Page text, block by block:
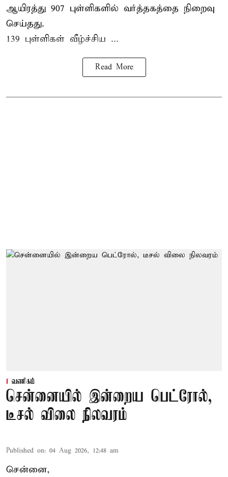
ஆயிரத்து 907 புள்ளிகளில் வர்த்தகத்தை நிறைவு
செய்தது.
139 புள்ளிகள் வீழ்ச்சிய ...
Read More
வணிகம்
சென்னையில் இன்றைய பெட்ரோல்,
டீசல் விலை நிலவரம்
Published on: 04 Aug 2026, 12:48 am
சென்னை,